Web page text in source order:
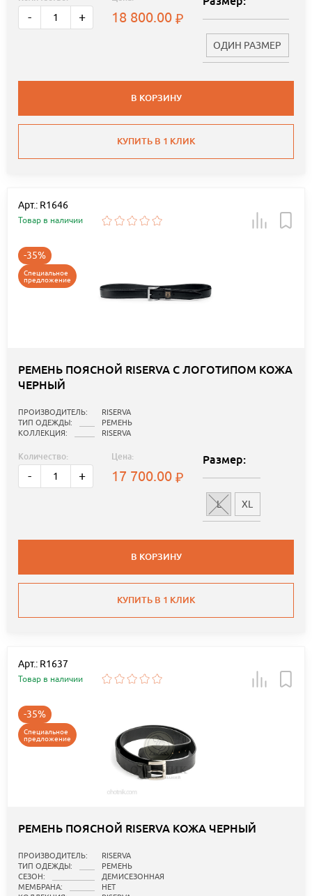
- + 18 800.00
ОДИН РАЗМЕР
В КОРЗИНУ
КУПИТЬ В 1 КЛИК
Арт.: R1646
Товар в наличии
-35%
Специальное
предложение
РЕМЕНЬ ПОЯСНОЙ RISERVA С ЛОГОТИПОМ КОЖА
ЧЕРНЫЙ
ПРОИЗВОДИТЕЛЬ:
RISERVA
ТИП ОДЕЖДЫ:
РЕМЕНЬ
КОЛЛЕКЦИЯ:
RISERVA
Количество:
- +
Цена:
17 700.00
Размер:
L XL
В КОРЗИНУ
КУПИТЬ В 1 КЛИК
Арт.: R1637
Товар в наличии
-35%
Специальное
предложение
РЕМЕНЬ ПОЯСНОЙ RISERVA КОЖА ЧЕРНЫЙ
ПРОИЗВОДИТЕЛЬ:
RISERVA
ТИП ОДЕЖДЫ:
РЕМЕНЬ
СЕЗОН:
ДЕМИСЕЗОННАЯ
МЕМБРАНА:
НЕТ